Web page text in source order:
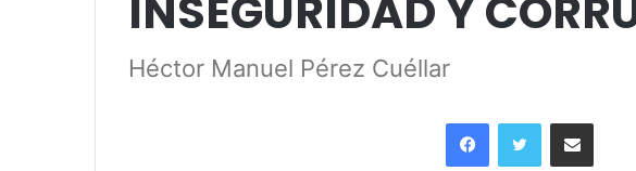
INSEGURIDAD Y
Héctor Manuel Pérez Cuéllar
FacebookTwitter Share via Email